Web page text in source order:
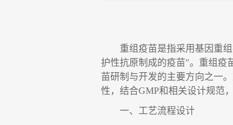
重组疫苗是指采用基因重
护性抗原制成的疫苗"。重组疫
苗研制与开发的主要方向之一
性，结合GMP和相关设计规范
一、 工艺流程设计